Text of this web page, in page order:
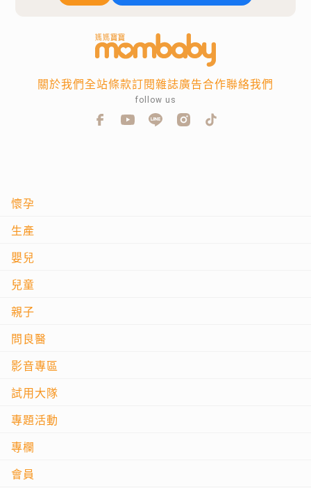
懷孕
生產
嬰兒
兒童
親子
問良醫
影音專區
試用大隊
專題活動
專欄
會員
關於我們全站條款訂閱雜誌廣告合作聯絡我們
follow us